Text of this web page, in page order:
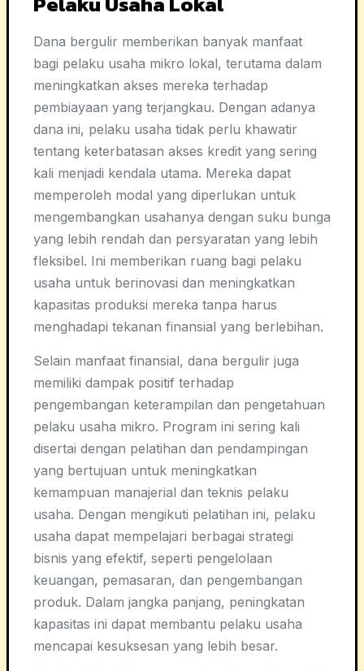
Dana bergulir memberikan banyak manfaat
bagi pelaku usaha mikro lokal, terutama dalam
meningkatkan akses mereka terhadap
pembiayaan yang terjangkau. Dengan adanya
dana ini, pelaku usaha tidak perlu khawatir
tentang keterbatasan akses kredit yang sering
kali menjadi kendala utama. Mereka dapat
memperoleh modal yang diperlukan untuk
mengembangkan usahanya dengan suku bunga
yang lebih rendah dan persyaratan yang lebih
fleksibel. Ini memberikan ruang bagi pelaku
usaha untuk berinovasi dan meningkatkan
kapasitas produksi mereka tanpa harus
menghadapi tekanan finansial yang berlebihan.
Selain manfaat finansial, dana bergulir juga
memiliki dampak positif terhadap
pengembangan keterampilan dan pengetahuan
pelaku usaha mikro. Program ini sering kali
disertai dengan pelatihan dan pendampingan
yang bertujuan untuk meningkatkan
kemampuan manajerial dan teknis pelaku
usaha. Dengan mengikuti pelatihan ini, pelaku
usaha dapat mempelajari berbagai strategi
bisnis yang efektif, seperti pengelolaan
keuangan, pemasaran, dan pengembangan
produk. Dalam jangka panjang, peningkatan
kapasitas ini dapat membantu pelaku usaha
mencapai kesuksesan yang lebih besar.